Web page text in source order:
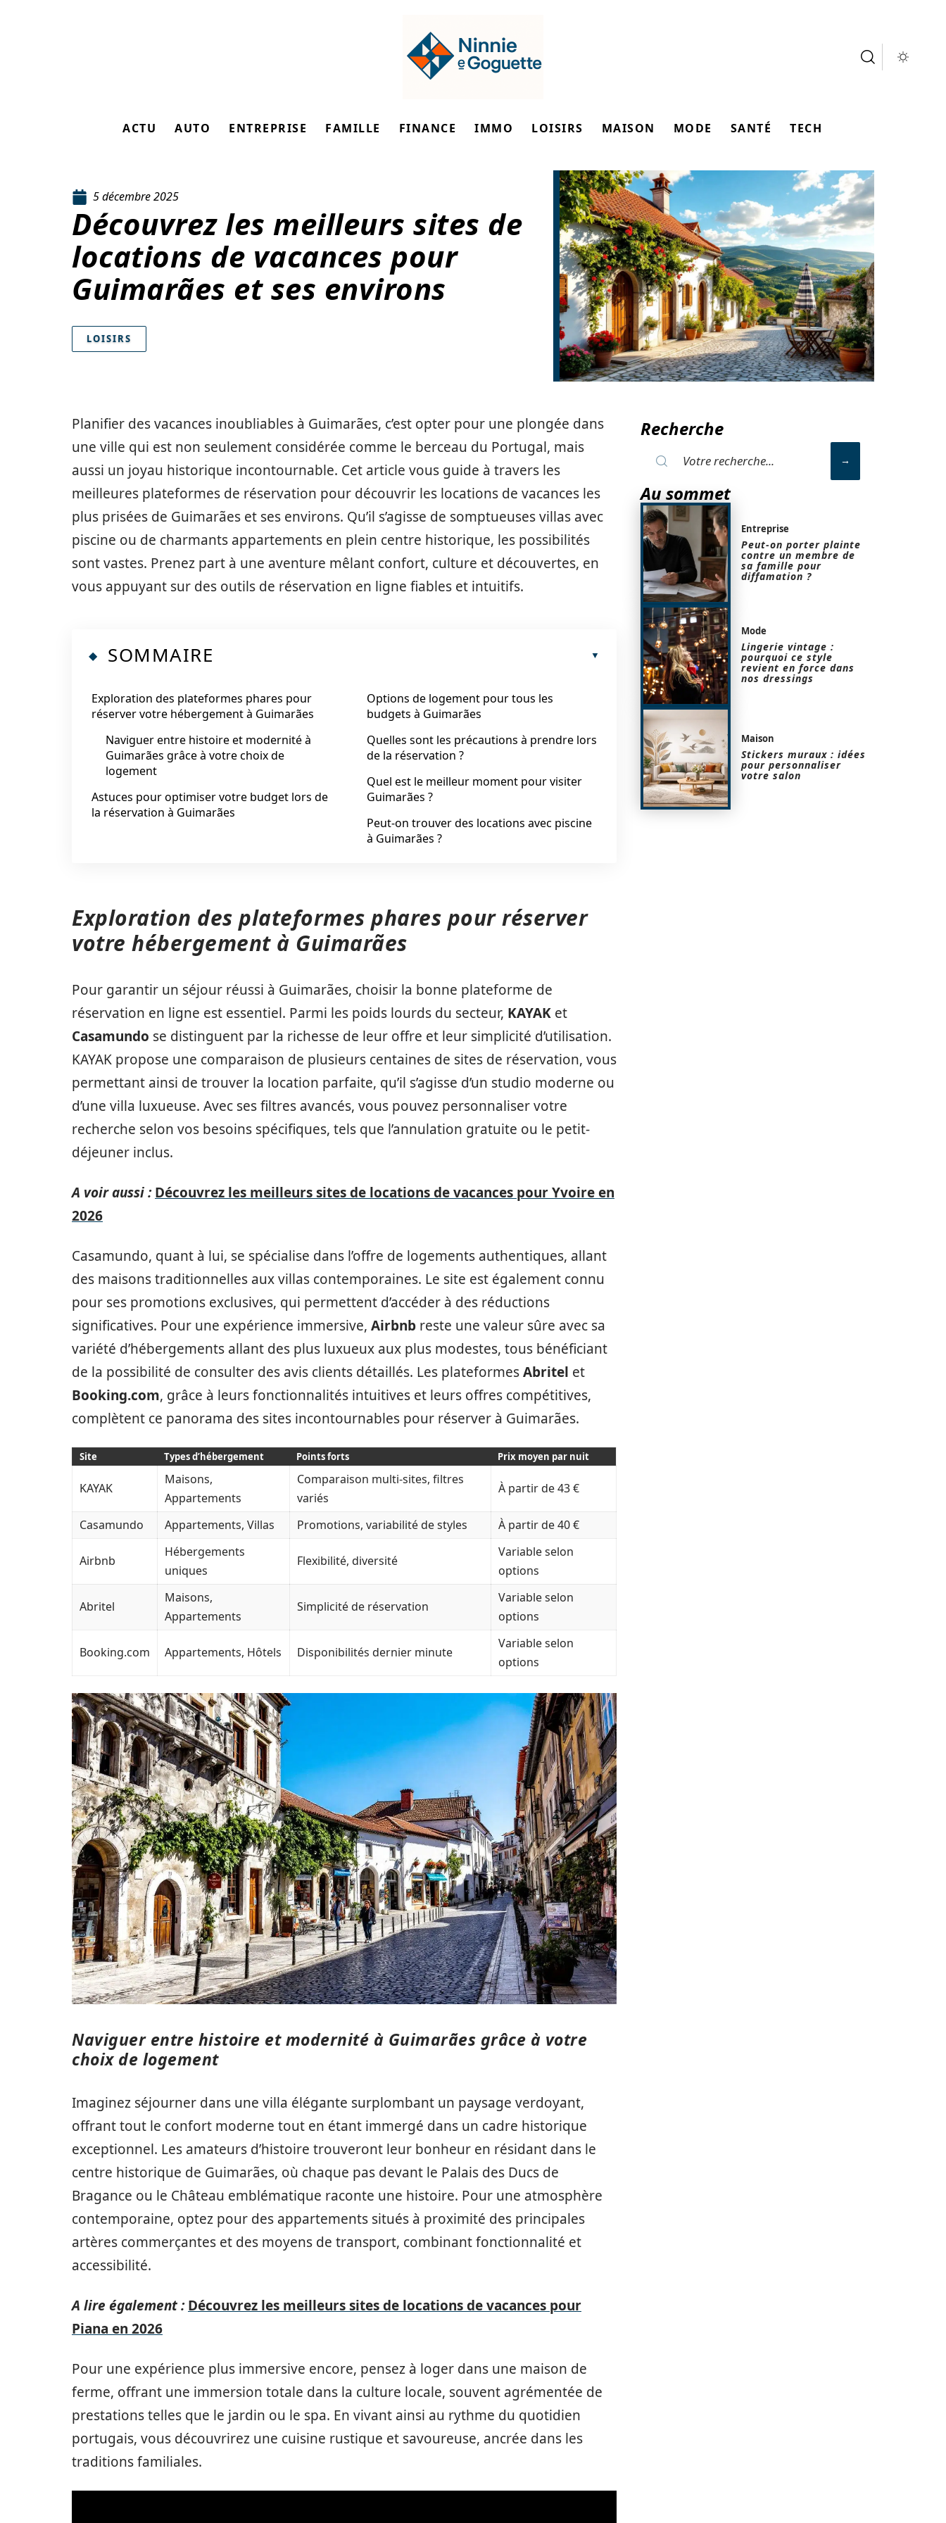
ACTU AUTO ENTREPRISE FAMILLE FINANCE IMMO LOISIRS MAISON MODE SANTÉ TECH
5 décembre 2025
Découvrez les meilleurs sites de
locations de vacances pour
Guimarães et ses environs
LOISIRS
Planifier des vacances inoubliables à Guimarães, c’est opter pour une plongée dans
une ville qui est non seulement considérée comme le berceau du Portugal, mais
aussi un joyau historique incontournable. Cet article vous guide à travers les
meilleures plateformes de réservation pour découvrir les locations de vacances les
plus prisées de Guimarães et ses environs. Qu’il s’agisse de somptueuses villas avec
piscine ou de charmants appartements en plein centre historique, les possibilités
sont vastes. Prenez part à une aventure mêlant confort, culture et découvertes, en
vous appuyant sur des outils de réservation en ligne fiables et intuitifs.
SOMMAIRE
Exploration des plateformes phares pour
réserver votre hébergement à Guimarães
Naviguer entre histoire et modernité à
Guimarães grâce à votre choix de
logement
Astuces pour optimiser votre budget lors de
la réservation à Guimarães
Options de logement pour tous les
budgets à Guimarães
Quelles sont les précautions à prendre lors
de la réservation ?
Quel est le meilleur moment pour visiter
Guimarães ?
Peut-on trouver des locations avec piscine
à Guimarães ?
Exploration des plateformes phares pour réserver
votre hébergement à Guimarães
Pour garantir un séjour réussi à Guimarães, choisir la bonne plateforme de
réservation en ligne est essentiel. Parmi les poids lourds du secteur, KAYAK et
Casamundo se distinguent par la richesse de leur offre et leur simplicité d’utilisation.
KAYAK propose une comparaison de plusieurs centaines de sites de réservation, vous
permettant ainsi de trouver la location parfaite, qu’il s’agisse d’un studio moderne ou
d’une villa luxueuse. Avec ses filtres avancés, vous pouvez personnaliser votre
recherche selon vos besoins spécifiques, tels que l’annulation gratuite ou le petit-
déjeuner inclus.
A voir aussi : Découvrez les meilleurs sites de locations de vacances pour Yvoire en
2026
Casamundo, quant à lui, se spécialise dans l’offre de logements authentiques, allant
des maisons traditionnelles aux villas contemporaines. Le site est également connu
pour ses promotions exclusives, qui permettent d’accéder à des réductions
significatives. Pour une expérience immersive, Airbnb reste une valeur sûre avec sa
variété d’hébergements allant des plus luxueux aux plus modestes, tous bénéficiant
de la possibilité de consulter des avis clients détaillés. Les plateformesAbritel et
Booking.com, grâce à leurs fonctionnalités intuitives et leurs offres compétitives,
complètent ce panorama des sites incontournables pour réserver à Guimarães.
Site Types d’hébergement Points forts Prix moyen par nuit
KAYAK
Maisons,
Appartements
Comparaison multi-sites, filtres
variés
À partir de 43 €
Casamundo Appartements, Villas Promotions, variabilité de styles À partir de 40 €
Airbnb
Hébergements
uniques
Flexibilité, diversité
Variable selon
options
Abritel
Maisons,
Appartements
Simplicité de réservation
Variable selon
options
Booking.com Appartements, Hôtels Disponibilités dernier minute
Variable selon
options
Naviguer entre histoire et modernité à Guimarães grâce à votre
choix de logement
Imaginez séjourner dans une villa élégante surplombant un paysage verdoyant,
offrant tout le confort moderne tout en étant immergé dans un cadre historique
exceptionnel. Les amateurs d’histoire trouveront leur bonheur en résidant dans le
centre historique de Guimarães, où chaque pas devant le Palais des Ducs de
Bragance ou le Château emblématique raconte une histoire. Pour une atmosphère
contemporaine, optez pour des appartements situés à proximité des principales
artères commerçantes et des moyens de transport, combinant fonctionnalité et
accessibilité.
A lire également : Découvrez les meilleurs sites de locations de vacances pour
Piana en 2026
Pour une expérience plus immersive encore, pensez à loger dans une maison de
ferme, offrant une immersion totale dans la culture locale, souvent agrémentée de
prestations telles que le jardin ou le spa. En vivant ainsi au rythme du quotidien
portugais, vous découvrirez une cuisine rustique et savoureuse, ancrée dans les
traditions familiales.
Recherche
Au sommet
Entreprise
Peut-on porter plainte
contre un membre de
sa famille pour
diffamation ?
Mode
Lingerie vintage :
pourquoi ce style
revient en force dans
nos dressings
Maison
Stickers muraux : idées
pour personnaliser
votre salon